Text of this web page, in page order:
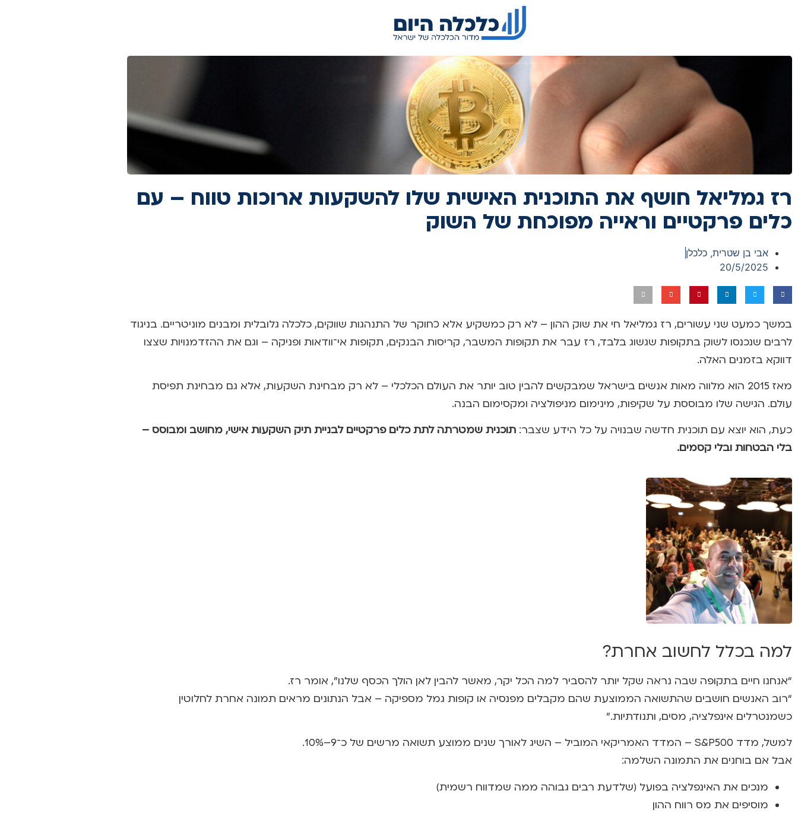
רז גמליאל חושף את התוכנית האישית שלו להשקעות ארוכות טווח – עם
כלים פרקטיים וראייה מפוכחת של השוק
אבי בן שטרית, כלכלן
20/5/2025
במשך כמעט שני עשורים, רז גמליאל חי את שוק ההון – לא רק כמשקיע אלא כחוקר של התנהגות שווקים, כלכלה גלובלית ומבנים מוניטריים. בניגוד
לרבים שנכנסו לשוק בתקופות שגשוג בלבד, רז עבר את תקופות המשבר, קריסות הבנקים, תקופות אי־וודאות ופניקה – וגם את ההזדמנויות שצצו
דווקא בזמנים האלה.
מאז 2015 הוא מלווה מאות אנשים בישראל שמבקשים להבין טוב יותר את העולם הכלכלי – לא רק מבחינת השקעות, אלא גם מבחינת תפיסת
עולם. הגישה שלו מבוססת על שקיפות, מינימום מניפולציה ומקסימום הבנה.
כעת, הוא יוצא עם תוכנית חדשה שבנויה על כל הידע שצבר: תוכנית שמטרתה לתת כלים פרקטיים לבניית תיק השקעות אישי, מחושב ומבוסס –
בלי הבטחות ובלי קסמים.
למה בכלל לחשוב אחרת?
“אנחנו חיים בתקופה שבה נראה שקל יותר להסביר למה הכל יקר, מאשר להבין לאן הולך הכסף שלנו”, אומר רז.
“רוב האנשים חושבים שהתשואה הממוצעת שהם מקבלים מפנסיה או קופות גמל מספיקה – אבל הנתונים מראים תמונה אחרת לחלוטין
כשמנטרלים אינפלציה, מסים, ותנודתיות."
למשל, מדד S&P500 – המדד האמריקאי המוביל – השיג לאורך שנים ממוצע תשואה מרשים של כ־9–10%.
אבל אם בוחנים את התמונה השלמה:
מנכים את האינפלציה בפועל (שלדעת רבים גבוהה ממה שמדווח רשמית)
מוסיפים את מס רווח ההון